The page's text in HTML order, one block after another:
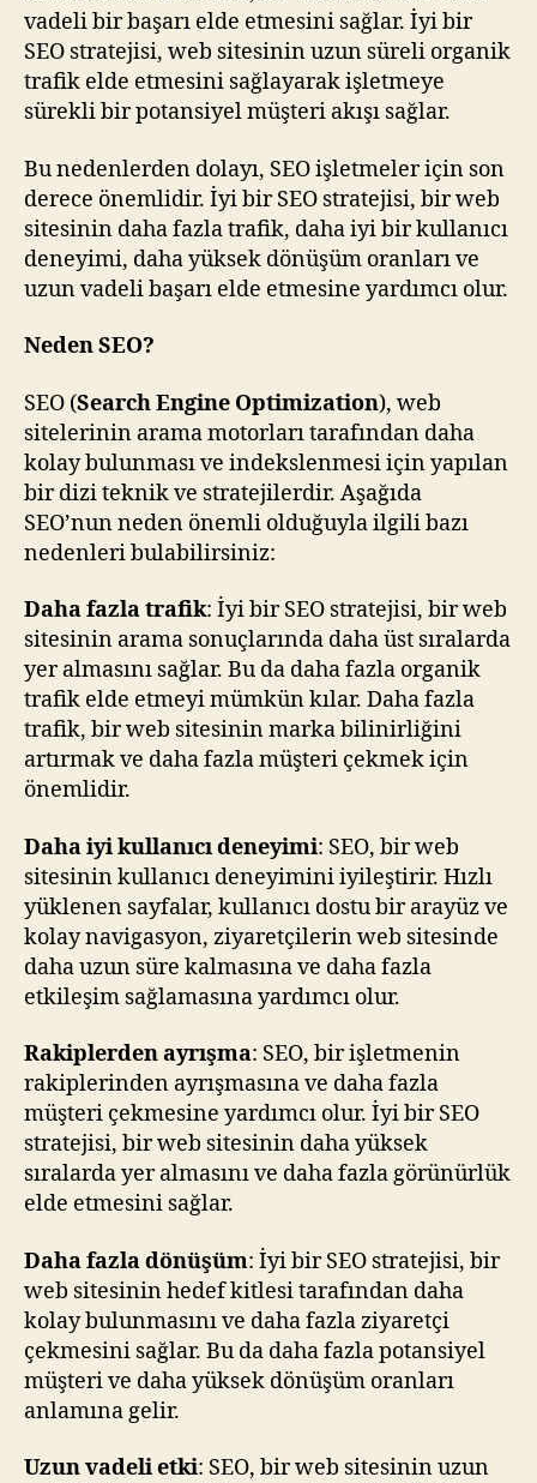
vadeli bir başarı elde etmesini sağlar. İyi bir
SEO stratejisi, web sitesinin uzun süreli organik
trafik elde etmesini sağlayarak işletmeye
sürekli bir potansiyel müşteri akışı sağlar.
Bu nedenlerden dolayı, SEO işletmeler için son
derece önemlidir. İyi bir SEO stratejisi, bir web
sitesinin daha fazla trafik, daha iyi bir kullanıcı
deneyimi, daha yüksek dönüşüm oranları ve
uzun vadeli başarı elde etmesine yardımcı olur.
Neden SEO?
SEO (Search Engine Optimization), web
sitelerinin arama motorları tarafından daha
kolay bulunması ve indekslenmesi için yapılan
bir dizi teknik ve stratejilerdir. Aşağıda
SEO’nun neden önemli olduğuyla ilgili bazı
nedenleri bulabilirsiniz:
Daha fazla trafik: İyi bir SEO stratejisi, bir web
sitesinin arama sonuçlarında daha üst sıralarda
yer almasını sağlar. Bu da daha fazla organik
trafik elde etmeyi mümkün kılar. Daha fazla
trafik, bir web sitesinin marka bilinirliğini
artırmak ve daha fazla müşteri çekmek için
önemlidir.
Daha iyi kullanıcı deneyimi: SEO, bir web
sitesinin kullanıcı deneyimini iyileştirir. Hızlı
yüklenen sayfalar, kullanıcı dostu bir arayüz ve
kolay navigasyon, ziyaretçilerin web sitesinde
daha uzun süre kalmasına ve daha fazla
etkileşim sağlamasına yardımcı olur.
Rakiplerden ayrışma: SEO, bir işletmenin
rakiplerinden ayrışmasına ve daha fazla
müşteri çekmesine yardımcı olur. İyi bir SEO
stratejisi, bir web sitesinin daha yüksek
sıralarda yer almasını ve daha fazla görünürlük
elde etmesini sağlar.
Daha fazla dönüşüm: İyi bir SEO stratejisi, bir
web sitesinin hedef kitlesi tarafından daha
kolay bulunmasını ve daha fazla ziyaretçi
çekmesini sağlar. Bu da daha fazla potansiyel
müşteri ve daha yüksek dönüşüm oranları
anlamına gelir.
Uzun vadeli etki: SEO, bir web sitesinin uzun